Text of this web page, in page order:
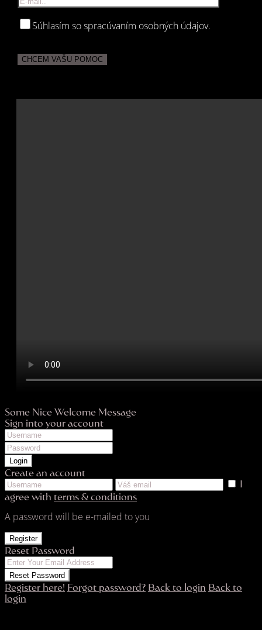
Súhlasím so spracúvaním osobných údajov.
Some Nice Welcome Message
Sign into your account
Login
Create an account
I
agree with terms & conditions
A password will be e-mailed to you
Register
Reset Password
Reset Password
Register here! Forgot password? Back to login Back to
login